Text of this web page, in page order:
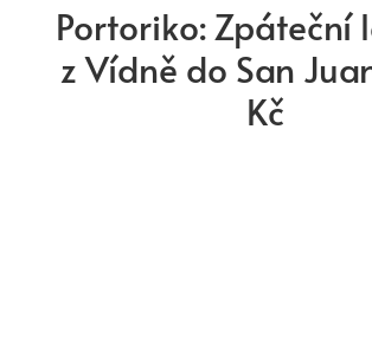
Portoriko: Zpáteční
z Vídně do San
Kč